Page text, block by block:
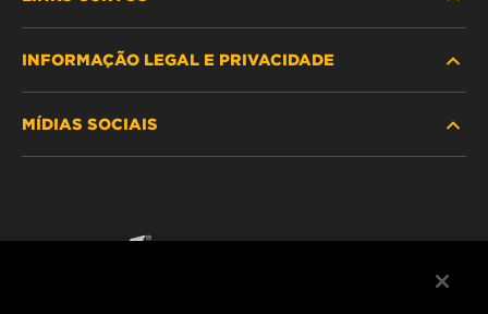
PROCURE O FILTRO
ONDE COMPRAR
CONTACTE NOS
INFORMAÇÃO LEGAL E PRIVACIDADE
MÍDIAS SOCIAIS